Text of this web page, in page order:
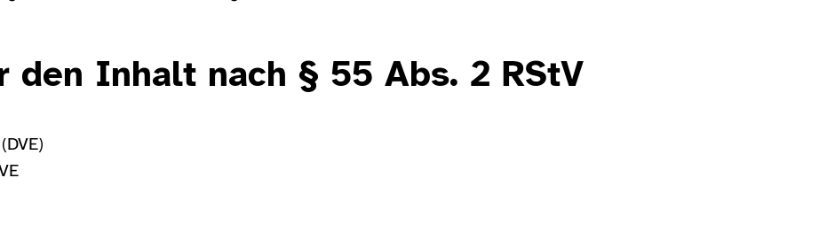
den Inhalt nach § 55 Abs. 2 RStV